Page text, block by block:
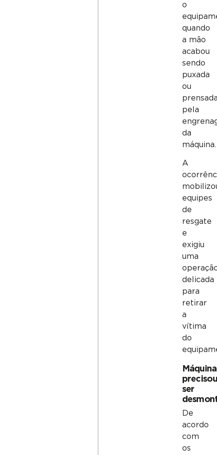
o
quando
a mão
acabou
sendo
puxada
ou
pela
da
máquina.
A
equipes
de
resgate
e
exigiu
uma
delicada
para
retirar
a
vítima
do
Máquina
precisou
ser
De
acordo
com
os